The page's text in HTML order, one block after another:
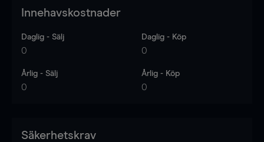
Innehavskostnader
Daglig - Sälj
0
Daglig - Köp
0
Årlig - Sälj
0
Årlig - Köp
0
Säkerhetskrav